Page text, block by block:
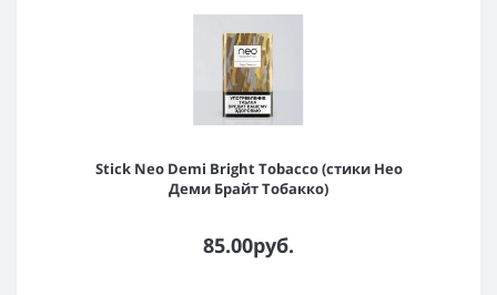
Stick Neo Demi Bright Tobacco (стики Нео
Деми Брайт Тобакко)
85.00руб.